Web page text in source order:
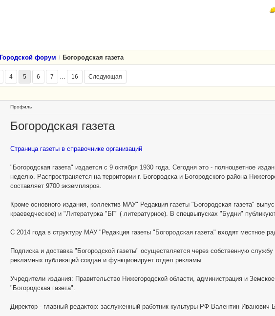
Городской форум Богородская газета
4 5 6 7 … 16 Следующая
Профиль
Богородская газета
Страница газеты в справочнике организаций
"Богородская газета" издается с 9 октября 1930 года. Сегодня это - полноцветное
неделю. Распространяется на территории г. Богородска и Богородского района
составляет 9700 экземпляров.
Кроме основного издания, коллектив МАУ" Редакция газеты "Богородская газета"
краеведческое) и "Литературка "БГ" ( литературное). В спецвыпусках "Будни"
С 2014 года в структуру МАУ "Редакция газеты "Богородская газета" входят местное
Подписка и доставка "Богородской газеты" осуществляется через собственную
рекламных публикаций создан и функционирует отдел рекламы.
Учредители издания: Правительство Нижегородской области, администрация и
"Богородская газета".
Директор - главный редактор: заслуженный работник культуры РФ Валентин Иванович